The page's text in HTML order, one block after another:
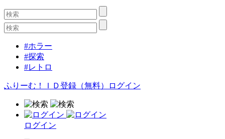
#ホラー
#探索
#レトロ
ふりーむ！ＩＤ登録（無料） ログイン
ログイン